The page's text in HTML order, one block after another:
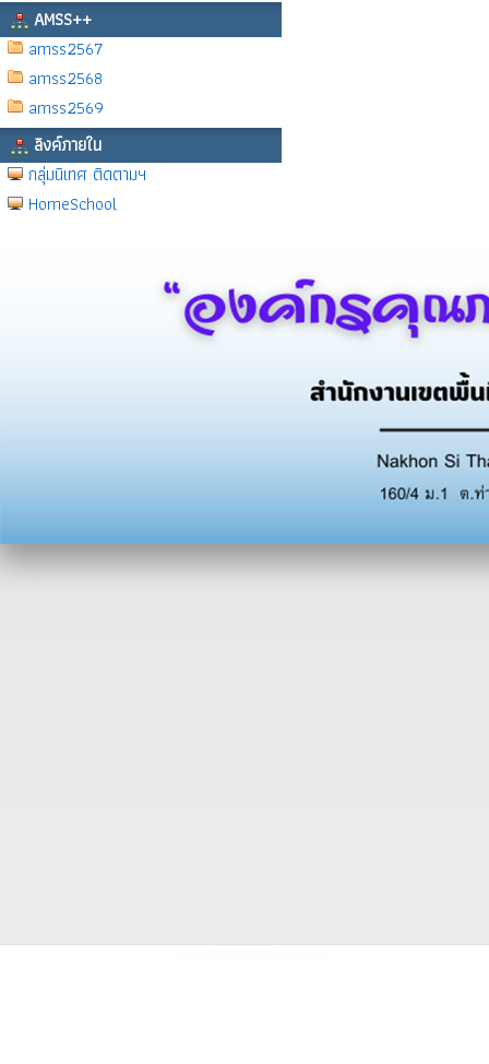
AMSS++
amss2567
amss2568
amss2569
ลิงค์ภายใน
กลุ่มนิเทศ ติดตามฯ
HomeSchool